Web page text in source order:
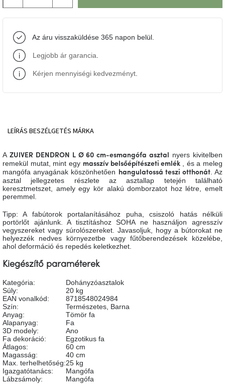
Tenzo
Ame
Yens
Szezonális
Trendek
2022
Bohém
stílusú
belső
tér
Ipari
stílus
Tervezés
nap
Szent
Patrik
Belső
tér
tavaszi
színekben
Tavasz
az
asztalon
Az áru visszaküldése 365 napon belül.
Legjobb ár garancia
Kérjen mennyiségi kedvezményt
LEÍRÁS BESZÉLGETÉS MÁRKA
A ZUIVER DENDRON L Ø 60 cm-esmangófa asztal
nyers kivitelben
remekül mutat, mint egy masszív belsőépítészeti emlék
, és a meleg
mangófa anyagának köszönhetően hangulatossá teszi otthonát. Az
asztal jellegzetes részlete az asztallap tetején található
keresztmetszet, amely egy kör alakú domborzatot hoz létre, emelt
peremmel.
Tipp: A fabútorok portalanításához puha, csiszoló hatás nélküli
portörlőt ajánlunk. A tisztításhoz SOHA ne használjon agresszív
vegyszereket vagy súrolószereket. Javasoljuk, hogy a bútorokat ne
helyezzék nedves környezetbe vagy fűtőberendezések közelébe,
ahol deformáció és repedés keletkezhet.
Kiegészítő paraméterek
Kategória:
Dohányzóasztalok
Súly:
20 kg
EAN vonalkód:
8718548024984
Szín: Természetes Barna
Anyag:
Tömör fa
Alapanyag:
Fa
3D modely:
Ano
Fa dekoráció:
Egzotikus fa
Átlagos:
60 cm
Magasság:
40 cm
Max. terhelhetőség:25 kg
Igazgatótanács:
Mangófa
Lábzsámoly: Mangófa